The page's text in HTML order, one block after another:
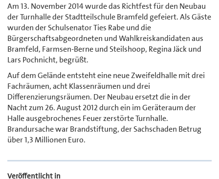
Am 13. November 2014 wurde das Richtfest für den Neubau
der Turnhalle der Stadtteilschule Bramfeld gefeiert. Als Gäste
wurden der Schulsenator Ties Rabe und die
Bürgerschaftsabgeordneten und Wahlkreiskandidaten aus
Bramfeld, Farmsen-Berne und Steilshoop, Regina Jäck und
Lars Pochnicht, begrüßt.
Auf dem Gelände entsteht eine neue Zweifeldhalle mit drei
Fachräumen, acht Klassenräumen und drei
Differenzierungsräumen. Der Neubau ersetzt die in der
Nacht zum 26. August 2012 durch ein im Geräteraum der
Halle ausgebrochenes Feuer zerstörte Turnhalle.
Brandursache war Brandstiftung, der Sachschaden Betrug
über 1,3 Millionen Euro.
Veröffentlicht in